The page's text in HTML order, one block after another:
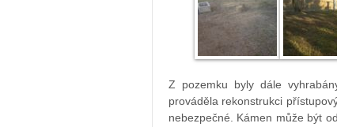
Z pozemku byly dále
prováděla rekonstrukci
nebezpečné. Kámen může být